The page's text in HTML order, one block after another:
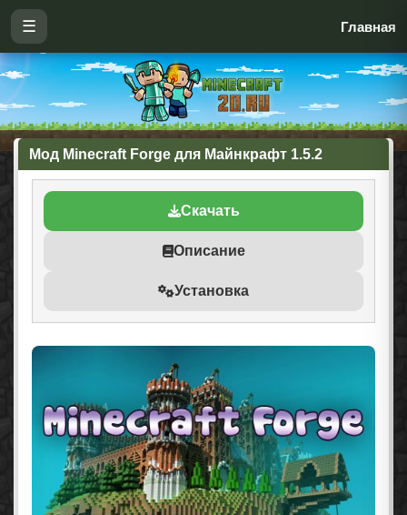
☰ Главная
Мод Minecraft Forge для Майнкрафт 1.5.2
Скачать
Описание
Установка